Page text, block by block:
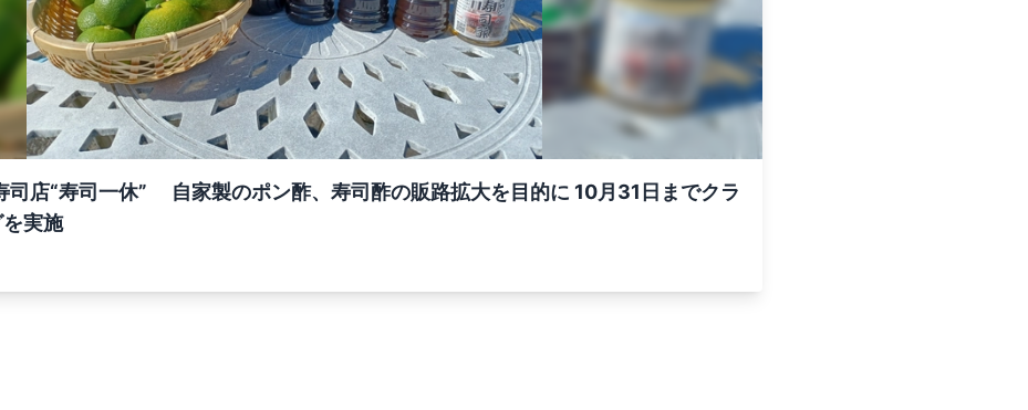
司店“寿司一休” 自家製のポン酢、寿司酢の販路拡大を目的に 10月31日までクラ
実施